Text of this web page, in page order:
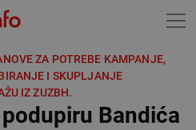
ZA POTREBE KAMPANJE,
I SKUPLJANJE
IZ ZUZBH.
Bandića